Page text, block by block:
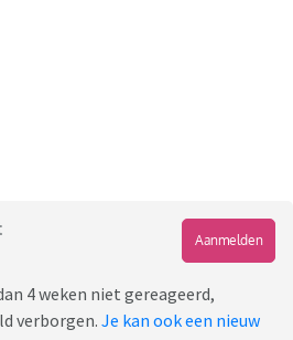
Aanmelden
4 weken niet gereageerd,
verborgen. Je kan ook een nieuw